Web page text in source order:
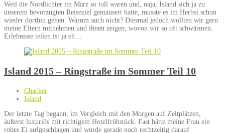
Weil die Nordlichter im März so toll waren und, naja, Island sich ja zu
unserem bevorzugten Reiseziel gemausert hatte, musste es im Herbst schon
wieder dorthin gehen. Warum auch nicht? Diesmal jedoch wollten wir gern
meine Eltern mitnehmen und ihnen zeigen, wovon wir so oft schwärmen.
Erlebnisse teilen ist ja eh…
Island 2015 – Ringstraße im Sommer Teil 10
Chacker
Island
Der letzte Tag begann, im Vergleich mit den Morgen auf Zeltplätzen,
äußerst luxuriös mit richtigem Hotelfrühstück. Fast hätte meine Frau ein
rohes Ei aufgeschlagen und wurde gerade noch rechtzeitig darauf